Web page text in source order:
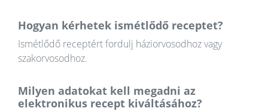
Hogyan kérhetek ismétlődő receptet?
Ismétlődő receptért fordulj háziorvosodhoz vagy
szakorvosodhoz.
Milyen adatokat kell megadni az
elektronikus recept kiváltásához?